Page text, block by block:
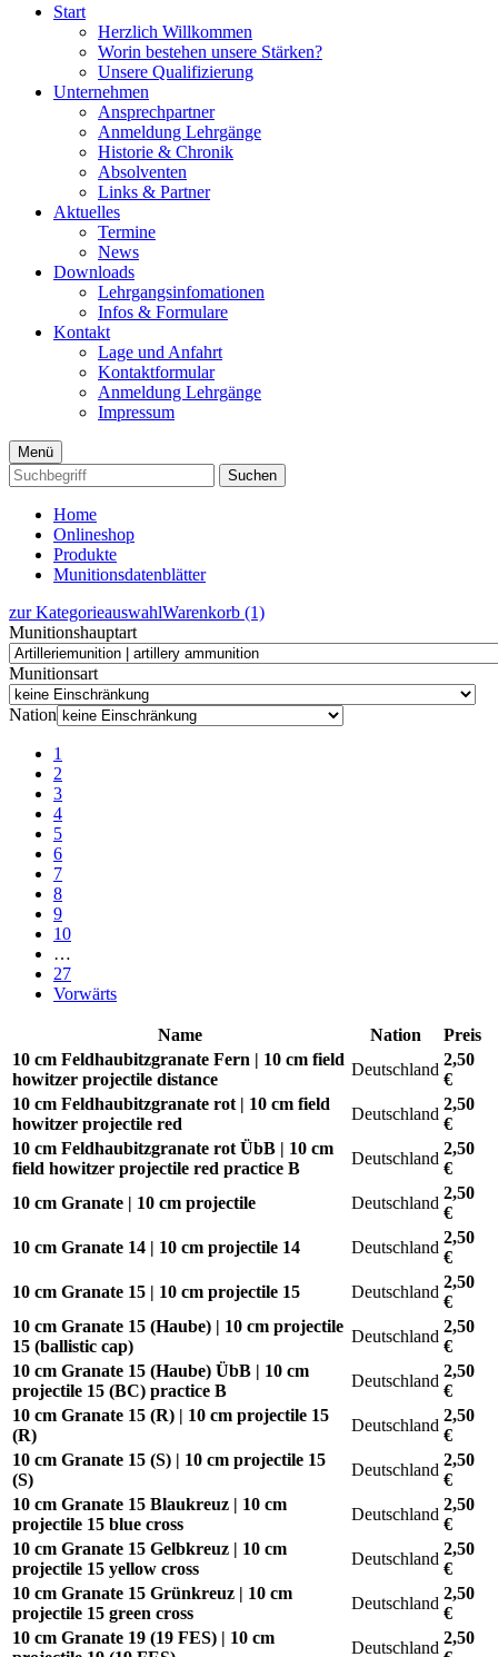
Start
Herzlich Willkommen
Worin bestehen unsere Stärken?
Unsere Qualifizierung
Unternehmen
Ansprechpartner
Anmeldung Lehrgänge
Historie & Chronik
Absolventen
Links & Partner
Aktuelles
Termine
News
Downloads
Lehrgangsinfomationen
Infos & Formulare
Kontakt
Lage und Anfahrt
Kontaktformular
Anmeldung Lehrgänge
Impressum
Menü
Suchen
Home
Onlineshop
Produkte
Munitionsdatenblätter
zur KategorieauswahlWarenkorb (1)
Munitionshauptart
Munitionsart
Nation
1
2
3
4
5
6
7
8
9
10
…
27
Vorwärts
Name Nation
Preis
10 cm Feldhaubitzgranate Fern | 10 cm field
howitzer projectile distance
Deutschland
2,50
€
10 cm Feldhaubitzgranate rot | 10 cm field
howitzer projectile red
Deutschland
2,50
€
10 cm Feldhaubitzgranate rot ÜbB | 10 cm
field howitzer projectile red practice B
Deutschland
2,50
€
10 cm Granate | 10 cm projectile
Deutschland
2,50
€
10 cm Granate 14 | 10 cm projectile 14
Deutschland
2,50
€
10 cm Granate 15 | 10 cm projectile 15
Deutschland
2,50
€
10 cm Granate 15 (Haube) | 10 cm projectile
15 (ballistic cap)
Deutschland
2,50
€
10 cm Granate 15 (Haube) ÜbB | 10 cm
projectile 15 (BC) practice B
Deutschland
2,50
€
10 cm Granate 15 (R) | 10 cm projectile 15
(R)
Deutschland
2,50
€
10 cm Granate 15 (S) | 10 cm projectile 15
(S)
Deutschland
2,50
€
10 cm Granate 15 Blaukreuz | 10 cm
projectile 15 blue cross
Deutschland
2,50
€
10 cm Granate 15 Gelbkreuz | 10 cm
projectile 15 yellow cross
Deutschland
2,50
€
10 cm Granate 15 Grünkreuz | 10 cm
projectile 15 green cross
Deutschland
2,50
€
10 cm Granate 19 (19 FES) | 10 cm
Deutschland
2,50